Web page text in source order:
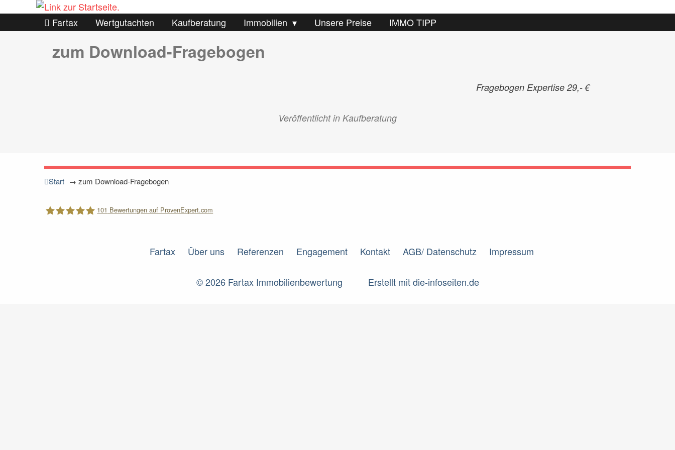
Fartax Wertgutachten Kaufberatung Immobilien Unsere Preise IMMO TIPP
zum Download-Fragebogen
Fragebogen Expertise 29,- €
Veröffentlicht in Kaufberatung
Start → zum Download-Fragebogen
101 Bewertungen auf ProvenExpert.com
Fartax Über uns Referenzen Engagement Kontakt AGB/ Datenschutz Impressum
© 2026 Fartax Immobilienbewertung Erstellt mit die-infoseiten.de